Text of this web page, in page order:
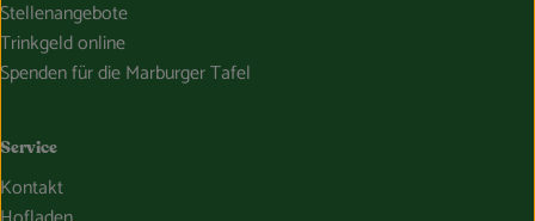
Stellenangebote
Trinkgeld online
Spenden für die Marburger Tafel
Service
Kontakt